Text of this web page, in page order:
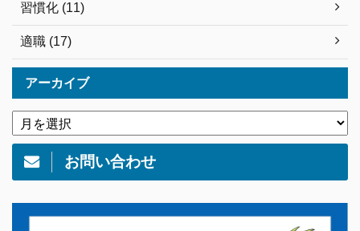
習慣化 (11)
適職 (17)
アーカイブ
お問い合わせ